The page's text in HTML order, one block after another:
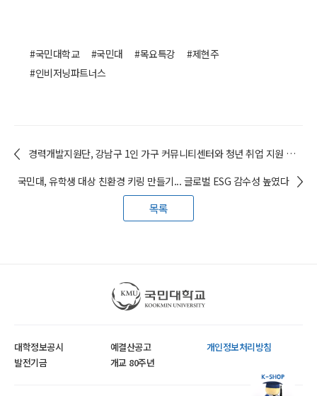
#국민대학교 #국민대 #목요특강
#제현주
#인비저닝파트너스
경력개발지원단, 강남구 1인 가구 커뮤니티센터와 청년 취업 지원 협력 나서
국민대, 유학생 대상 친환경 키링 만들기... 글로벌 ESG 감수성 높였다
목록
국민대학교
대학정보공시 예결산공고
개인정보처리방침
발전기금
개교 80주년